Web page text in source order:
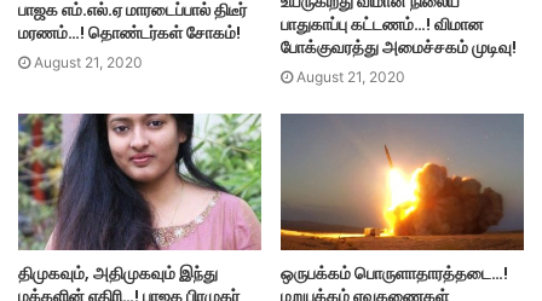
பாஜக எம்.எல்.ஏ மாரடைப்பால் திடீர்
மரணம்…! தொண்டர்கள் சோகம்!
August 21, 2020
பாதுகாப்பு கட்டணம்…! விமான
போக்குவரத்து அமைச்சகம் முடிவு!
August 21, 2020
திமுகவும், அதிமுகவும் இந்து
ஒருபக்கம் பொருளாதாரத்தடை…!